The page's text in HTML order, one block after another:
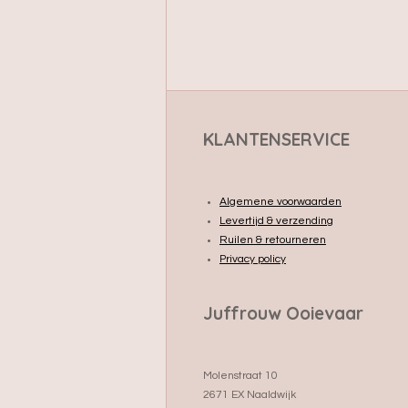
KLANTENSERVICE
Algemene voorwaarden
Levertijd & verzending
Ruilen & retourneren
Privacy policy
Juffrouw Ooievaar
Molenstraat 10
2671 EX Naaldwijk